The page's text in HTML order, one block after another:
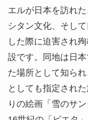
エルが日本を訪れ
シタン文化、そし
した際に迫害され
設です。同地は日
た場所として知ら
としても指定され
りの絵画「雪のサ